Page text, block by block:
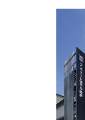
工場では約10キロと鈴